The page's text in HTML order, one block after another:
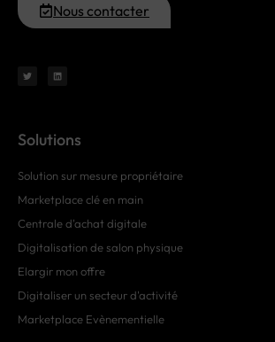
Nous contacter
Solutions
Solution sur mesure propriétaire
Marketplace clé en main
Centrale d'achat digitale
Digitalisation de salon physique
Elargir mon offre
Digitaliser un secteur d'activité
Marketplace Evènementielle